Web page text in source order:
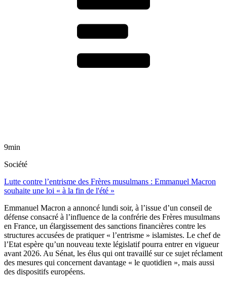
9min
Société
Lutte contre l’entrisme des Frères musulmans : Emmanuel Macron
souhaite une loi « à la fin de l'été »
Emmanuel Macron a annoncé lundi soir, à l’issue d’un conseil de
défense consacré à l’influence de la confrérie des Frères musulmans
en France, un élargissement des sanctions financières contre les
structures accusées de pratiquer « l’entrisme » islamistes. Le chef de
l’Etat espère qu’un nouveau texte législatif pourra entrer en vigueur
avant 2026. Au Sénat, les élus qui ont travaillé sur ce sujet réclament
des mesures qui concernent davantage « le quotidien », mais aussi
des dispositifs européens.